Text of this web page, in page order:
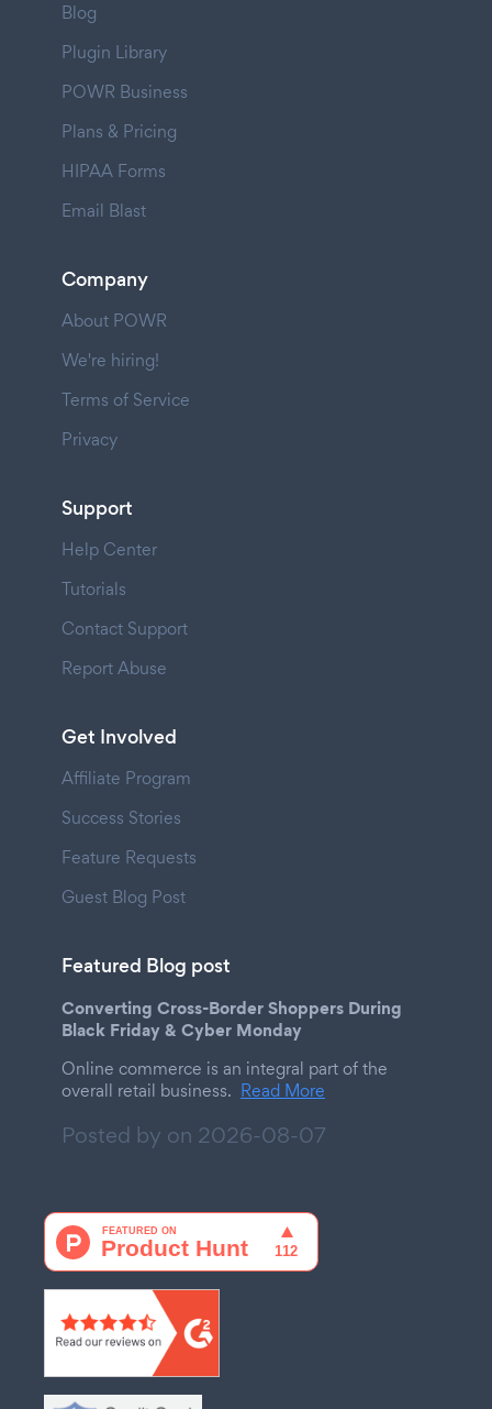
Blog
Plugin Library
POWR Business
Plans & Pricing
HIPAA Forms
Email Blast
Company
About POWR
We're hiring!
Terms of Service
Privacy
Support
Help Center
Tutorials
Contact Support
Report Abuse
Get Involved
Affiliate Program
Success Stories
Feature Requests
Guest Blog Post
Featured Blog post
Converting Cross-Border Shoppers During
Black Friday & Cyber Monday
Online commerce is an integral part of the
overall retail business. Read More
Posted by on 2026-08-07